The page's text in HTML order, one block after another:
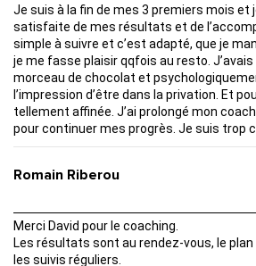
Je suis à la fin de mes 3 premiers mois et
satisfaite de mes résultats et de
simple à suivre et c’est adapté, que je
je me fasse plaisir qqfois au resto.
morceau de chocolat et
l’impression d’être dans la privation. Et
tellement affinée. J’ai prolongé mon
pour continuer mes progrès. Je suis trop
Romain Riberou
Merci David pour le coaching.
Les résultats sont au rendez-vous, le
les suivis réguliers.